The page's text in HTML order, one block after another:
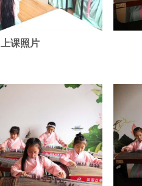
上课照片